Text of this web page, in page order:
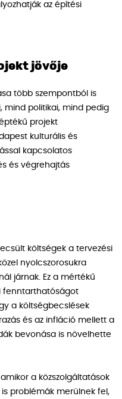
az építési
jövője
több szempontból is
mind politikai, mind pedig
projekt
kulturális és
kapcsolatos
és végrehajtás
költségek a tervezési
nyolcszorosukra
járnak. Ez a mértékű
fenntarthatóságot
a költségbecslések
és az infláció mellett a
bevonása is növelhette
a közszolgáltatások
problémák merülnek fel,